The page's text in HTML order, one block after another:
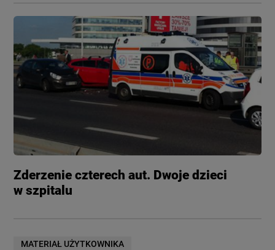
Zderzenie czterech aut. Dwoje dzieci
w szpitalu
MATERIAŁ UŻYTKOWNIKA